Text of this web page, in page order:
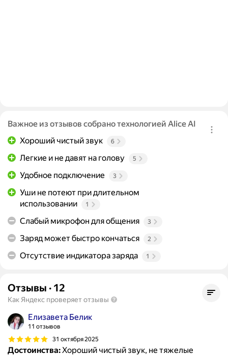
Важное из отзывов собрано технологией Alice AI
Хороший чистый звук
6
Легкие и не давят на голову 5
Удобное подключение 3
Уши не потеют при длительном
использовании
1
Слабый микрофон для общения 3
Заряд может быстро кончаться 2
Отсутствие индикатора заряда 1
Отзывы · 12
Как Яндекс проверяет отзывы
Елизавета Белик
11 отзывов
31 октября 2025
Достоинства:Хороший чистый звук, не тяжелые